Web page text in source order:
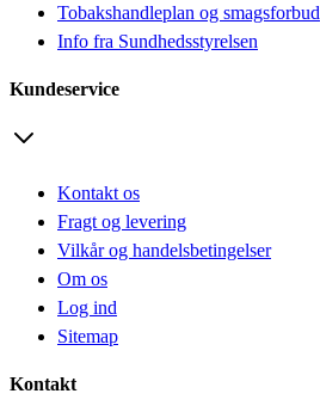
Tobakshandleplan og smagsforbud
Info fra Sundhedsstyrelsen
Kundeservice
Kontakt os
Fragt og levering
Vilkår og handelsbetingelser
Om os
Log ind
Sitemap
Kontakt